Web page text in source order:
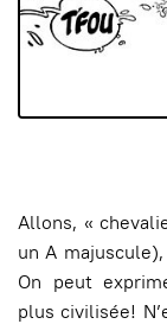
Allons, «
un A
On peut
plus civilisée!